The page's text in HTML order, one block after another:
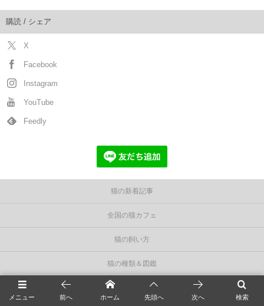
購読 / シェア
X
Facebook
Instagram
YouTube
Feedly
猫の新着記事
全国の猫カフェ
猫の飼い方
猫の種類＆図鑑
猫の毛色/柄/模様
メニュー 検索
前へ ホーム 先頭へ 次へ